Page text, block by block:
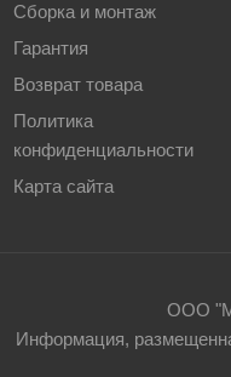
Сборка и монтаж
Гарантия
Возврат товара
Политика
конфиденциальности
Карта сайта
ООО
Информация,